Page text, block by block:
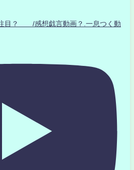
目？ /感想戯言動画？.一息つく動